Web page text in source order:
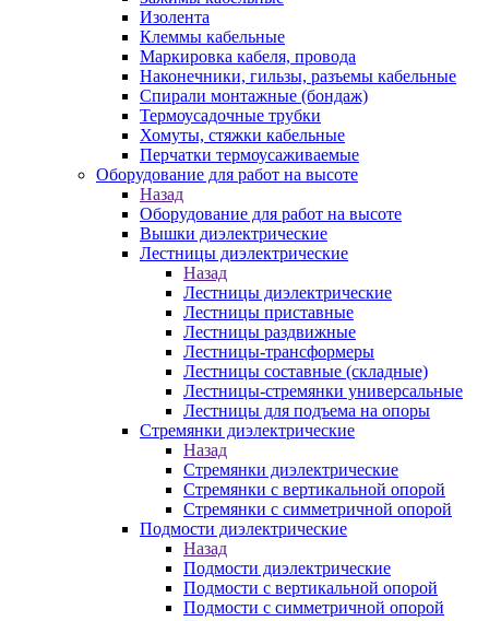
Изолента
Клеммы кабельные
Маркировка кабеля, провода
Наконечники, гильзы, разъемы кабельные
Спирали монтажные (бондаж)
Термоусадочные трубки
Хомуты, стяжки кабельные
Перчатки термоусаживаемые
Оборудование для работ на высоте
Назад
Оборудование для работ на высоте
Вышки диэлектрические
Лестницы диэлектрические
Назад
Лестницы диэлектрические
Лестницы приставные
Лестницы раздвижные
Лестницы-трансформеры
Лестницы составные (складные)
Лестницы-стремянки универсальные
Лестницы для подъема на опоры
Стремянки диэлектрические
Назад
Стремянки диэлектрические
Стремянки с вертикальной опорой
Стремянки с симметричной опорой
Подмости диэлектрические
Назад
Подмости диэлектрические
Подмости с вертикальной опорой
Подмости с симметричной опорой